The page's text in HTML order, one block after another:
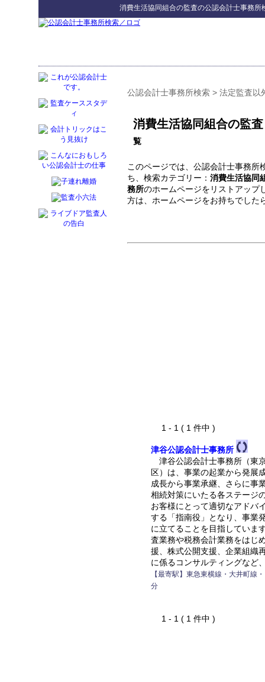
消費生活協同組合の監査の公認会計士事務所
公認会計士事務所検索 > 法定監査以
消費生活協同組合の監査
覧
このページでは、公認会計士事務所
ち、検索カテゴリー： 消費生活協同
務所のホームページをリストアッ
方は、ホームページをお持ちでした
1 - 1 ( 1 件中 )
津谷公認会計士事務所
津谷公認会計士事務所（東
区）は、事業の起業から発展
成長から事業承継、さらに事
相続対策にいたる各ステージ
お客様にとって適切なアドバ
する「指南役」となり、事業
に立てることを目指してい
査業務や税務会計業務をはじ
援、株式公開支援、企業組織
に係るコンサルティングなど
【最寄駅】東急東横線・大井町線
分
1 - 1 ( 1 件中 )